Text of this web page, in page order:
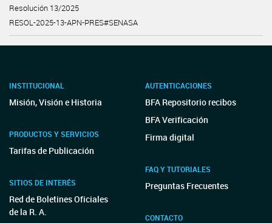
Resolución 13/2025
RESOL-2025-13-APN-PRES#SENASA
INSTITUCIONAL
Misión, Visión e Historia
PRODUCTOS Y SERVICIOS
Tarifas de Publicación
SITIOS DE INTERÉS
Red de Boletines Oficiales
de la R. A.
AUTENTICACIONES
BFA Repositorio recibos
BFA Verificación
Firma digital
FAQ Y TUTORIALES
Preguntas Frecuentes
CONTACTO